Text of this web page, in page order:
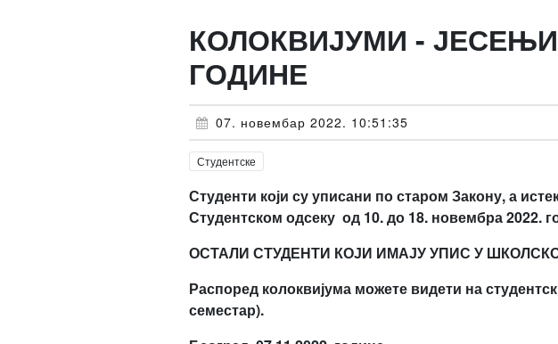
КОЛОКВИЈУМИ -
ГОДИНЕ
07. новембар 2022. 10:51:35
Студентске
Студенти који су уписани по старом Закону, а
Студентском одсеку од 10. до 18. новембра 2022.
ОСТАЛИ СТУДЕНТИ КОЈИ ИМАЈУ УПИС У ШКОЛСК
Распоред колоквијума можете видети на
семестар).